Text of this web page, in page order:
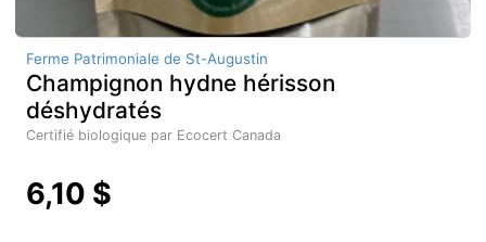
Ferme Patrimoniale de St-Augustin
Champignon hydne hérisson
déshydratés
Certifié biologique par Ecocert Canada
6,10 $